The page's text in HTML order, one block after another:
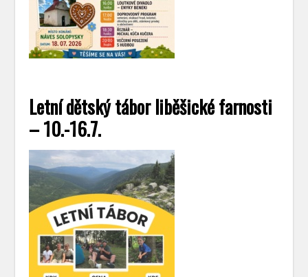
Letní dětský tábor liběšické farnosti
– 10.-16.7.